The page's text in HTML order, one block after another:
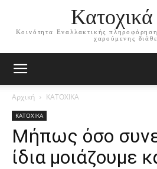
Κοινότητα Εναλλακτικής
χαρούμενης
Αρχική ΚΑΤΟΧΙΚΑ
ΚΑΤΟΧΙΚΑ
Μήπως όσο
ίδια μοιάζουμε